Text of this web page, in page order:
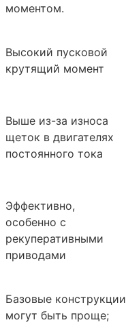
моментом.
Высокий пусковой
крутящий момент
Выше из-за износа
щеток в двигателях
постоянного тока
Эффективно,
особенно с
рекуперативными
приводами
Базовые конструкции
могут быть проще;